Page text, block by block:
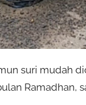
suri mudah
Ramadhan,